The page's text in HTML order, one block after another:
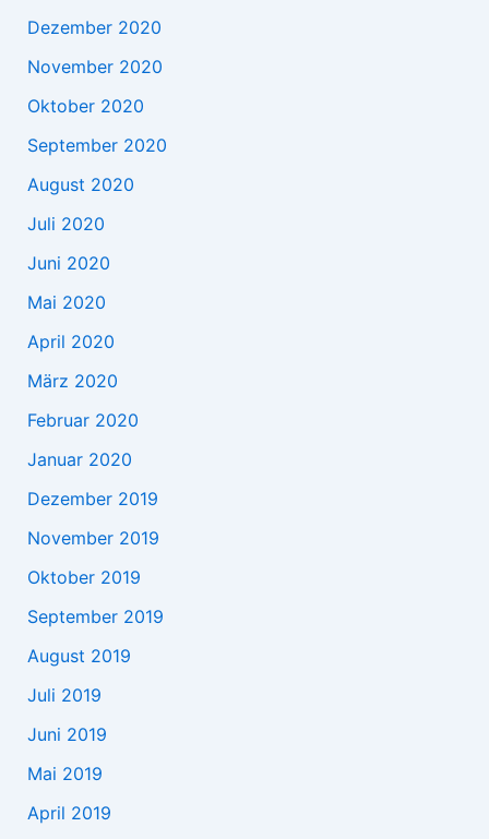
Dezember 2020
November 2020
Oktober 2020
September 2020
August 2020
Juli 2020
Juni 2020
Mai 2020
April 2020
März 2020
Februar 2020
Januar 2020
Dezember 2019
November 2019
Oktober 2019
September 2019
August 2019
Juli 2019
Juni 2019
Mai 2019
April 2019